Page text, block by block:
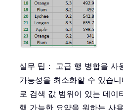
실무 팁： 고급 행 병합을 사
가능성을 최소화할 수 있습
로 검색 값 범위이 있는 데이
행 가능한 요약을 원하는 사